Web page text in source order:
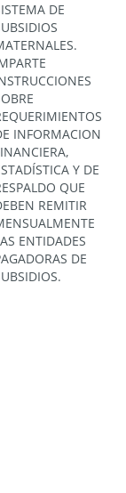
DE
INFORMACION
Y DE
QUE
REMITIR
ENTIDADES
DE